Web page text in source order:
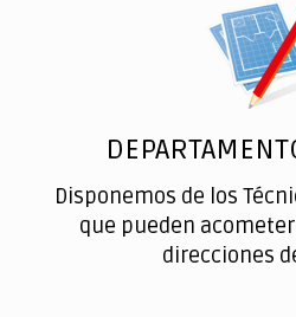
Disponemos de los
que pueden
direcciones